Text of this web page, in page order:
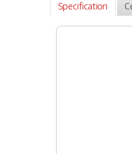
Specification